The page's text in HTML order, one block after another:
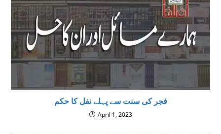
فجر كى سنت سے پہلے نفل کا حکم
April 1, 2023